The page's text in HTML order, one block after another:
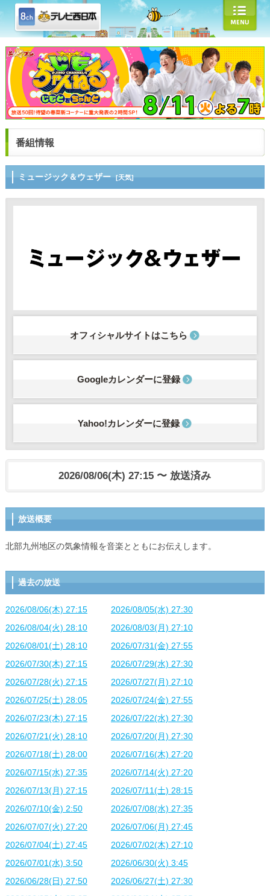
番組情報
ミュージック＆ウェザー [天気]
オフィシャルサイトはこちら
Googleカレンダーに登録
Yahoo!カレンダーに登録
2026/08/06(木) 27:15 〜 放送済み
放送概要
北部九州地区の気象情報を音楽とともにお伝えします。
過去の放送
2026/08/06(木) 27:15
2026/08/05(水) 27:30
2026/08/04(火) 28:10
2026/08/03(月) 27:10
2026/08/01(土) 28:10
2026/07/31(金) 27:55
2026/07/30(木) 27:15
2026/07/29(水) 27:30
2026/07/28(火) 27:15
2026/07/27(月) 27:10
2026/07/25(土) 28:05
2026/07/24(金) 27:55
2026/07/23(木) 27:15
2026/07/22(水) 27:30
2026/07/21(火) 28:10
2026/07/20(月) 27:30
2026/07/18(土) 28:00
2026/07/16(木) 27:20
2026/07/15(水) 27:35
2026/07/14(火) 27:20
2026/07/13(月) 27:15
2026/07/11(土) 28:15
2026/07/10(金) 2:50
2026/07/08(水) 27:35
2026/07/07(火) 27:20
2026/07/06(月) 27:45
2026/07/04(土) 27:45
2026/07/02(木) 27:10
2026/07/01(水) 3:50
2026/06/30(火) 3:45
2026/06/28(日) 27:50
2026/06/27(土) 27:30